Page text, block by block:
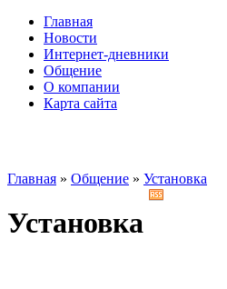
Главная
Новости
Интернет-дневники
Общение
О компании
Карта сайта
Главная » Общение » Установка
Установка